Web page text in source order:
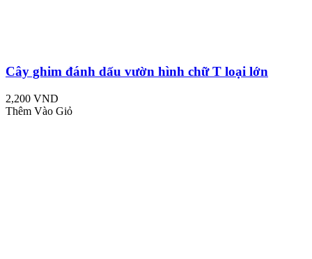
Cây ghim đánh dấu vườn hình chữ T loại lớn
2,200 VND
Thêm Vào Giỏ